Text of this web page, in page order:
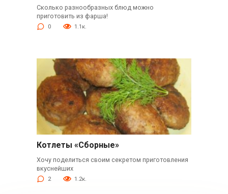
Сколько разнообразных блюд можно
приготовить из фарша!
0 1.1к.
Котлеты «Сборные»
Хочу поделиться своим секретом приготовления
вкуснейших
2 1.2к.